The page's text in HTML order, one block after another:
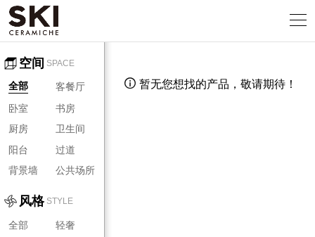
空间 SPACE
全部
客餐厅
卧室
书房
厨房
卫生间
阳台
过道
背景墙
公共场所
风格 STYLE
全部 轻奢
 暂无您想找的产品，敬请期待！